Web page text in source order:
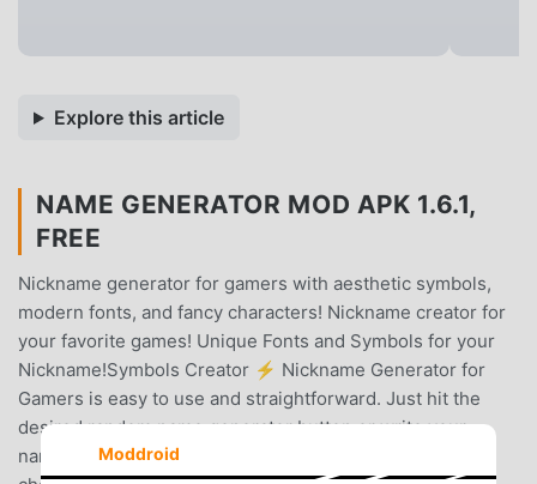
Explore this article
NAME GENERATOR MOD APK 1.6.1,
FREE
Nickname generator for gamers with aesthetic symbols,
modern fonts, and fancy characters! Nickname creator for
your favorite games! Unique Fonts and Symbols for your
Nickname!Symbols Creator ⚡ Nickname Generator for
Gamers is easy to use and straightforward. Just hit the
desired random name generator button or write your
name. The username generator will give you multiple
Moddroid